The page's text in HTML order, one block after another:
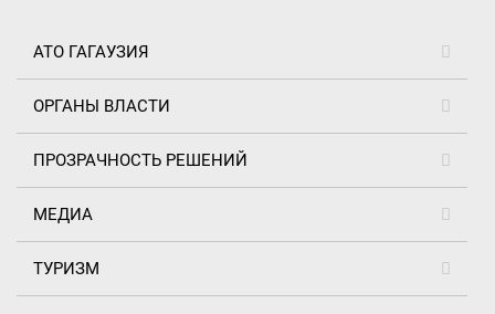
АТО ГАГАУЗИЯ
ОРГАНЫ ВЛАСТИ
ПРОЗРАЧНОСТЬ РЕШЕНИЙ
МЕДИА
ТУРИЗМ